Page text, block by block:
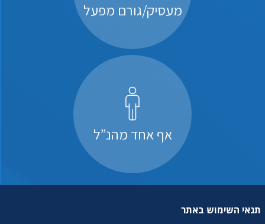
מעסיק/גורם מפעל
אף אחד מהנ”ל
תנאי השימוש באתר